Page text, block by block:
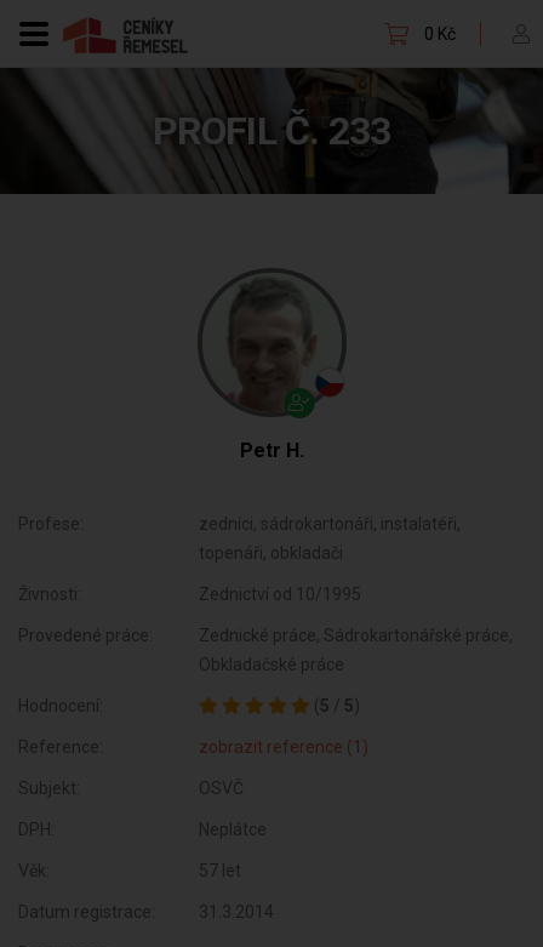
0 Kč
PROFIL Č. 233
Petr H.
Profese:
zedníci, sádrokartonáři, instalatéři,
topenáři, obkladači
Živnosti: Zednictví od 10/1995
Provedené práce:
Zednické práce, Sádrokartonářské práce,
Obkladačské práce
Hodnocení: ( 5 / 5)
Reference: zobrazit reference (1)
Subjekt: OSVČ
DPH: Neplátce
Věk: 57 let
Datum registrace: 31.3.2014